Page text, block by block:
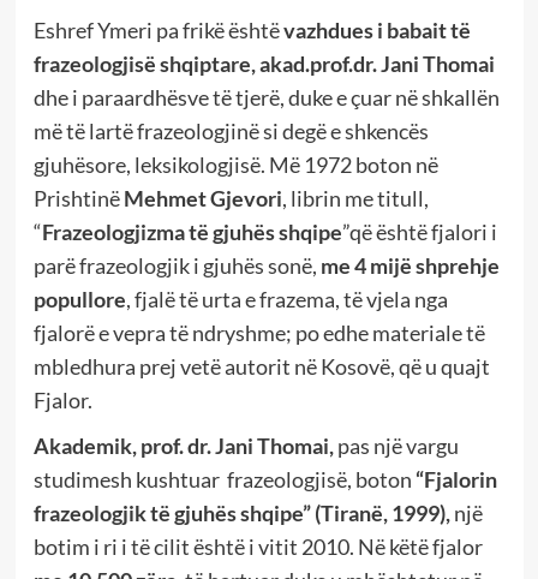
Eshref Ymeri pa frikë ështëvazhdues i babait të
frazeologjisë shqiptare,akad.prof.dr. Jani Thomai
dhe i paraardhësve të tjerë, duke e çuar në shkallën
më të lartë frazeologjinë si degë e shkencës
gjuhësore, leksikologjisë. Më 1972 boton në
PrishtinëMehmet Gjevori, librin me titull,
“Frazeologjizma të gjuhës shqipe”që është fjalori i
parë frazeologjik i gjuhës sonë, me 4 mijë shprehje
popullore, fjalë të urta e frazema, të vjela nga
fjalorë e vepra të ndryshme; po edhe materiale të
mbledhura prej vetë autorit në Kosovë, që u quajt
Fjalor.
Akademik, prof. dr. Jani Thomai,pas një vargu
studimesh kushtuar frazeologjisë, boton “Fjalorin
frazeologjik të gjuhës shqipe” (Tiranë, 1999),një
botim i ri i të cilit është i vitit 2010. Në këtë fjalor